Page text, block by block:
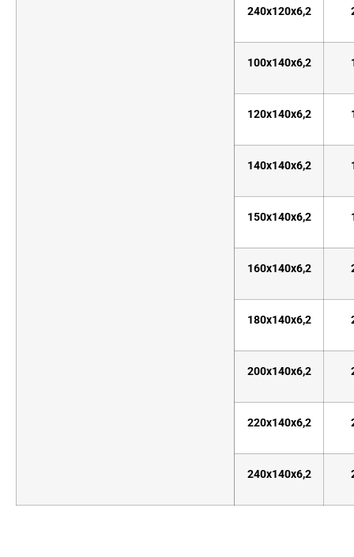
240x120x6,2
100x140x6,2
120x140x6,2
140x140x6,2
150x140x6,2
160x140x6,2
180x140x6,2
200x140x6,2
220x140x6,2
240x140x6,2